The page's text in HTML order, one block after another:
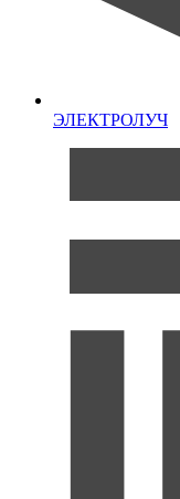
ЭЛЕКТРОЛУЧ